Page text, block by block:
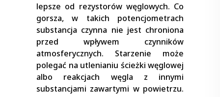
lepsze od rezystorów węglowych. Co
gorsza, w takich potencjometrach
substancja czynna nie jest chroniona
przed wpływem czynników
atmosferycznych. Starzenie może
polegać na utlenianiu ścieżki węglowej
albo reakcjach węgla z innymi
substancjami zawartymi w powietrzu.